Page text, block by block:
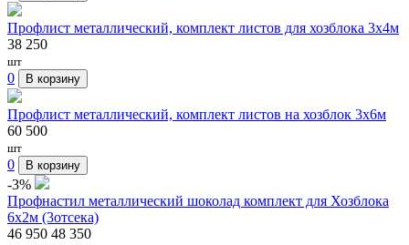
Профлист металлический, комплект листов для хозблока 3х4м
38 250
шт
0 В корзину
Профлист металлический, комплект листов на хозблок 3х6м
60 500
шт
0 В корзину
-3%
Профнастил металлический шоколад комплект для Хозблока
6х2м (3отсека)
46 950 48 350